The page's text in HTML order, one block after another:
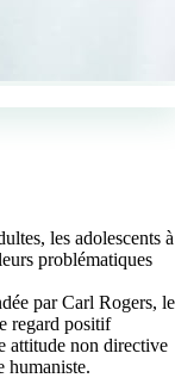
les adolescents à
problématiques
par Carl Rogers, le
regard positif
attitude non directive
humaniste.